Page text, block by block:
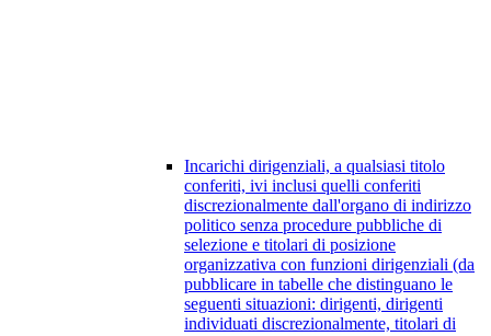
Incarichi dirigenziali, a qualsiasi titolo
conferiti, ivi inclusi quelli conferiti
discrezionalmente dall'organo di indirizzo
politico senza procedure pubbliche di
selezione e titolari di posizione
organizzativa con funzioni dirigenziali (da
pubblicare in tabelle che distinguano le
seguenti situazioni: dirigenti, dirigenti
individuati discrezionalmente, titolari di